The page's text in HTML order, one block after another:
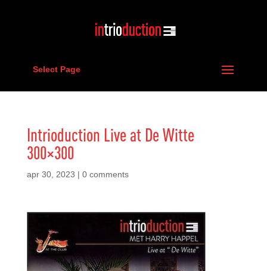
Select Page
Intrioduction Live at De Witte
300×300
apr 30, 2023 | 0 comments